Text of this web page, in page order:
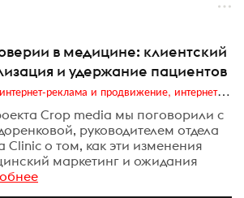
в медицине: клиентский
и удержание пациентов
Digital (web-дизайн, интернет-реклама и продвижение, интернет-сообщества и блоги, интернет-коммуникации, мобильный маркетинг, реклама на цифровых экранах)
Crop media мы поговорили с
руководителем отдела
Clinic о том, как эти изменения
маркетинг и ожидания